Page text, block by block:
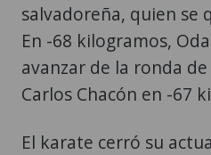
salvadoreña, quien se
En -68 kilogramos,
avanzar de la ronda
Carlos Chacón en -67
El karate cerró su